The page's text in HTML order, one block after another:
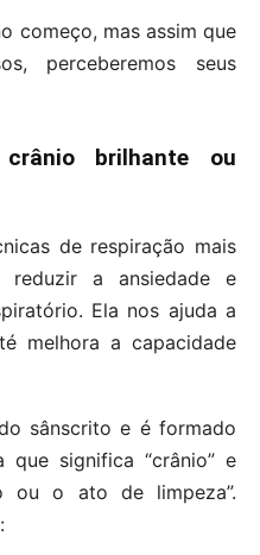
começo, mas assim que
perceberemos seus
brilhante ou
de respiração mais
reduzir a ansiedade e
Ela nos ajuda a
melhora a capacidade
sânscrito e é formado
significa “crânio” e
ou o ato de limpeza”.